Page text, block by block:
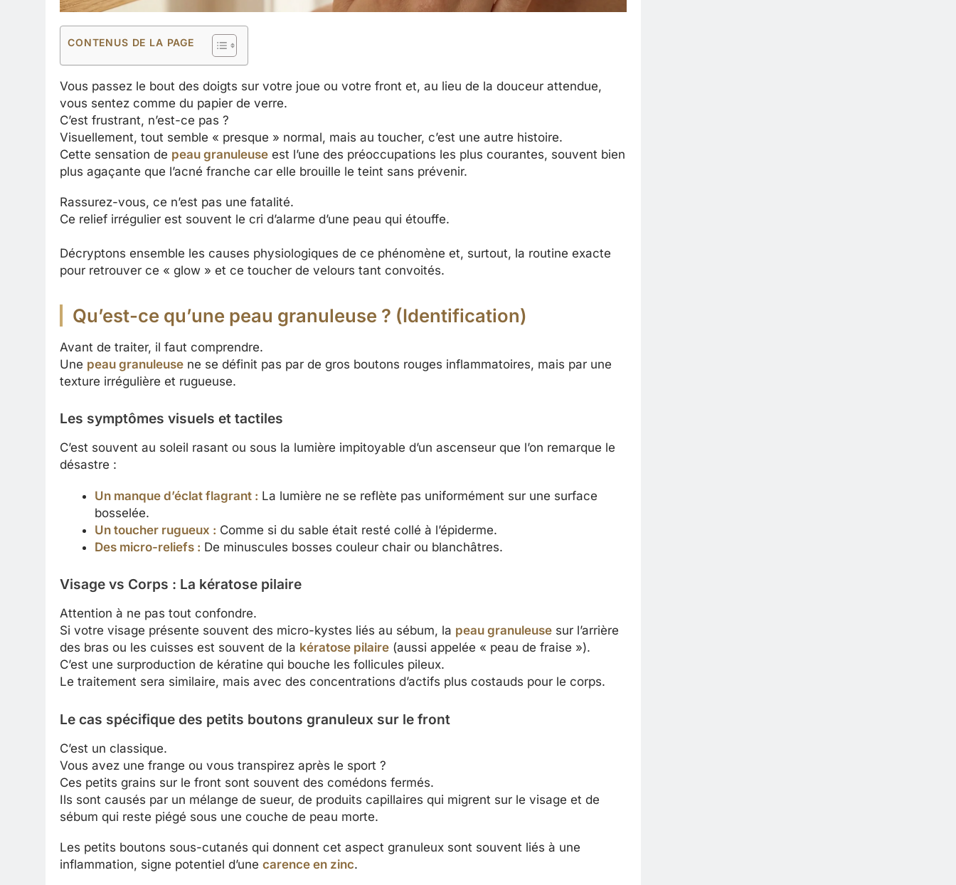
CONTENUS DE LA PAGE
Vous passez le bout des doigts sur votre joue ou votre front et, au lieu de la douceur attendue,
vous sentez comme du papier de verre.
C’est frustrant, n’est-ce pas ?
Visuellement, tout semble « presque » normal, mais au toucher, c’est une autre histoire.
Cette sensation de peau granuleuse est l’une des préoccupations les plus courantes, souvent bien
plus agaçante que l’acné franche car elle brouille le teint sans prévenir.
Rassurez-vous, ce n’est pas une fatalité.
Ce relief irrégulier est souvent le cri d’alarme d’une peau qui étouffe.
Décryptons ensemble les causes physiologiques de ce phénomène et, surtout, la routine exacte
pour retrouver ce « glow » et ce toucher de velours tant convoités.
Qu’est-ce qu’une peau granuleuse ? (Identification)
Avant de traiter, il faut comprendre.
Une peau granuleuse ne se définit pas par de gros boutons rouges inflammatoires, mais par une
texture irrégulière et rugueuse.
Les symptômes visuels et tactiles
C’est souvent au soleil rasant ou sous la lumière impitoyable d’un ascenseur que l’on remarque le
désastre :
Un manque d’éclat flagrant : La lumière ne se reflète pas uniformément sur une surface
bosselée.
Un toucher rugueux : Comme si du sable était resté collé à l’épiderme.
Des micro-reliefs : De minuscules bosses couleur chair ou blanchâtres.
Visage vs Corps : La kératose pilaire
Attention à ne pas tout confondre.
Si votre visage présente souvent des micro-kystes liés au sébum, la peau granuleuse sur l’arrière
des bras ou les cuisses est souvent de la kératose pilaire (aussi appelée « peau de fraise »).
C’est une surproduction de kératine qui bouche les follicules pileux.
Le traitement sera similaire, mais avec des concentrations d’actifs plus costauds pour le corps.
Le cas spécifique des petits boutons granuleux sur le front
C’est un classique.
Vous avez une frange ou vous transpirez après le sport ?
Ces petits grains sur le front sont souvent des comédons fermés.
Ils sont causés par un mélange de sueur, de produits capillaires qui migrent sur le visage et de
sébum qui reste piégé sous une couche de peau morte.
Les petits boutons sous-cutanés qui donnent cet aspect granuleux sont souvent liés à une
inflammation, signe potentiel d’une carence en zinc.